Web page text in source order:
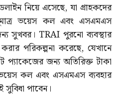
নিয়ে এসেছে, যা গ্রাহকদের
ভয়েস কল এবং এসএমএস
সুখবর। TRAI পুরনো ব্যবস্থার
পরিকল্পনা করেছে, যেখানে
প্যাকেজের জন্য অতিরিক্ত টাকা
ভয়েস কল এবং এসএমএস ব্যবহার
পাবেন।